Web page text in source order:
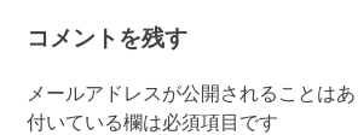
コメントを残す
メールアドレスが公開されることはあ
付いている欄は必須項目です